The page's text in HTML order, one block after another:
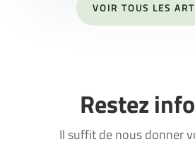
VOIR TOUS LES
Restez
Il suffit de nous donner